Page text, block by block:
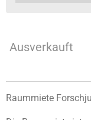
Ausverkauft
Raummiete